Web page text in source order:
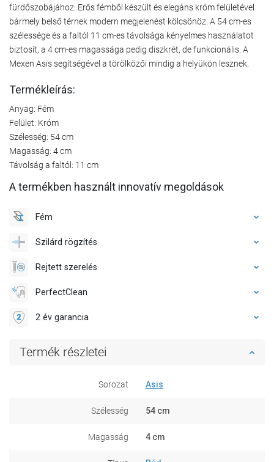
fürdőszobájához. Erős fémből készült és elegáns króm felületével
bármely belső térnek modern megjelenést kölcsönöz. A 54 cm-es
szélessége és a faltól 11 cm-es távolsága kényelmes használatot
biztosít, a 4 cm-es magassága pedig diszkrét, de funkcionális. A
Mexen Asis segítségével a törölközői mindig a helyükön lesznek.
Termékleírás:
Anyag: Fém
Felület: Króm
Szélesség: 54 cm
Magasság: 4 cm
Távolság a faltól: 11 cm
A termékben használt innovatív megoldások
Fém
Szilárd rögzítés
Rejtett szerelés
PerfectClean
2 év garancia
Termék részletei
Sorozat Asis
Szélesség 54 cm
Magasság 4 cm